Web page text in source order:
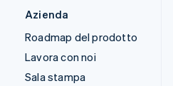
Azienda
Roadmap del prodotto
Lavora con noi
Sala stampa